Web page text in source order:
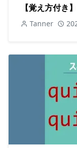
【覚え方付
Tanner